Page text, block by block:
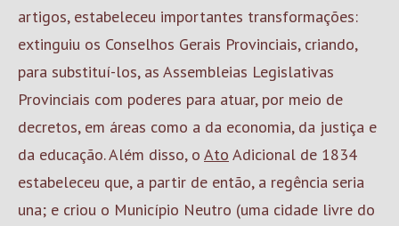
artigos, estabeleceu importantes transformações:
extinguiu os Conselhos Gerais Provinciais, criando,
para substituí-los, as Assembleias Legislativas
Provinciais com poderes para atuar, por meio de
decretos, em áreas como a da economia, da justiça e
da educação. Além disso, o Ato Adicional de 1834
estabeleceu que, a partir de então, a regência seria
una; e criou o Município Neutro (uma cidade livre do